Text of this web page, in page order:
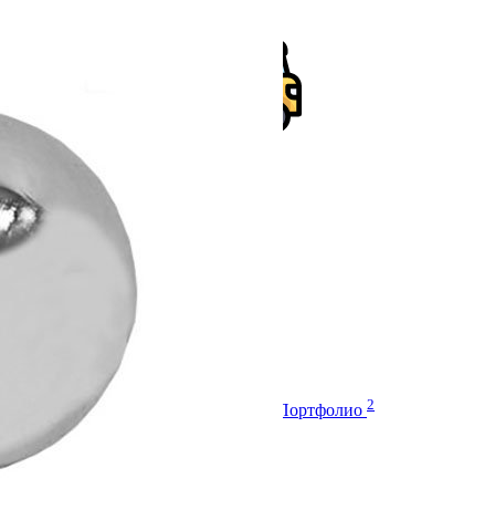
Доставка
Характеристики Портфолио 2
Характеристики
Артикул